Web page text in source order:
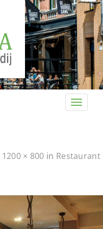
T
e
v
i
g
1200 × 800 in Restaurant